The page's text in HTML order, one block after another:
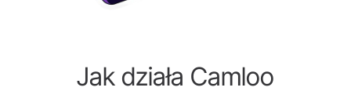
Jak działa Camloo